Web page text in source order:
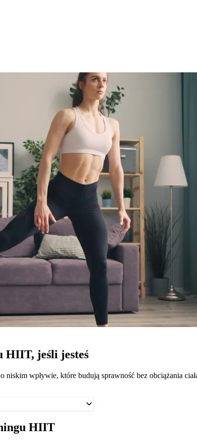
HIIT, jeśli jesteś
wpływie, które budują sprawność bez obciążania
HIIT